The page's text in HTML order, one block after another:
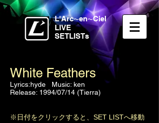
L'Arc〜en〜Ciel
LIVE
SETLISTs
White Feathers
Lyrics:hyde Music: ken
Release: 1994/07/14 (Tierra)
※日付をクリックすると、SET LISTへ移動